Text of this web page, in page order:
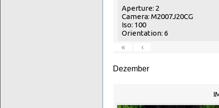
Aperture: 2
Camera: M2007J20CG
Iso: 100
Orientation: 6
«
‹
Dezember